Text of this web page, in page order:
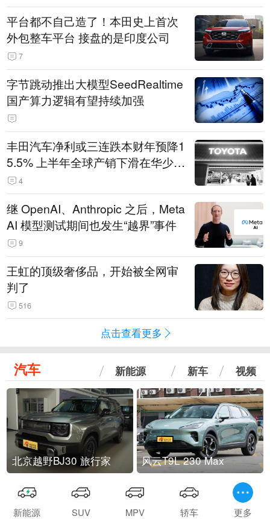
平台都不自己造了！本田史上首次
外包整车平台 接盘的是印度公司
7
字节跳动推出大模型SeedRealtime
国产算力逻辑有望持续加强
丰田汽车净利或三连跌本财年预降1
5.5% 上半年全球产销下滑在华少卖
14.3万辆
4
继 OpenAI、Anthropic 之后，Meta
AI 模型测试期间也发生“越界”事件
9
王虹的顶级奢侈品，开始被全网审
判了
516
点击查看更多
汽车 新能源 新车 视频
北京越野BJ30 旅行家 风云T9L 230 Max
新能源 SUV MPV 轿车 更多